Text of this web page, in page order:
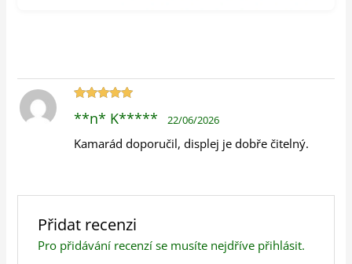
5 z 5
**n* K***** 22/06/2026
Kamarád doporučil, displej je dobře čitelný.
Přidat recenzi
Pro přidávání recenzí se musíte nejdříve přihlásit.